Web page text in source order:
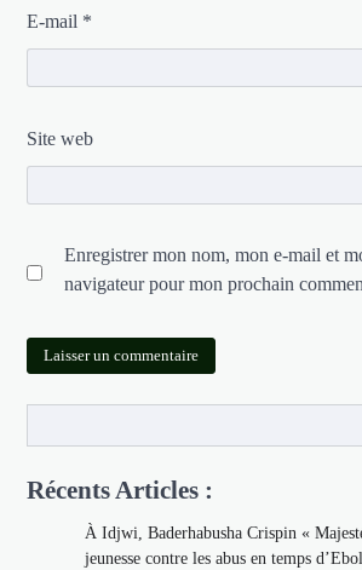
E-mail *
Site web
Enregistrer mon nom, mon e-mail et
navigateur pour mon prochain
Récents Articles :
À Idjwi, Baderhabusha Crispin «
jeunesse contre les abus en temps